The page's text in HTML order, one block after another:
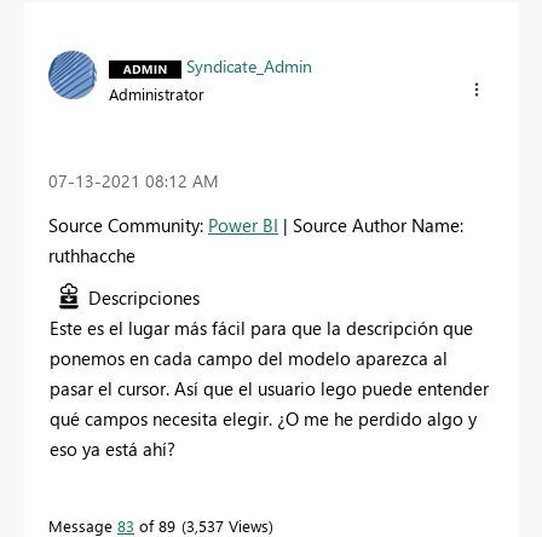
Syndicate_Admin
Administrator
‎07-13-2021 08:12 AM
Source Community: Power BI | Source Author Name:
ruthhacche
Descripciones
Este es el lugar más fácil para que la descripción que
ponemos en cada campo del modelo aparezca al
pasar el cursor. Así que el usuario lego puede entender
qué campos necesita elegir. ¿O me he perdido algo y
eso ya está ahí?
Message 83 of 89 3,537 Views